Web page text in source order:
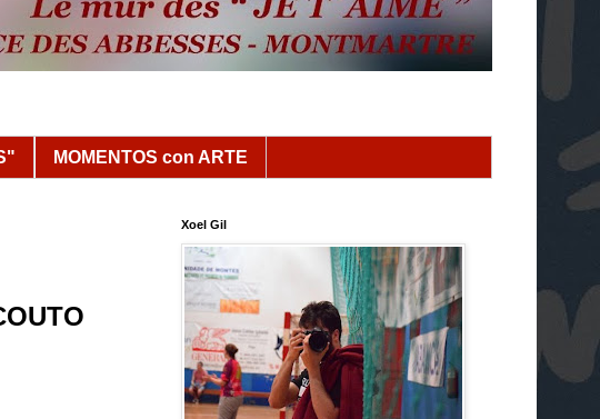
MOMENTOS con ARTE
Xoel Gil